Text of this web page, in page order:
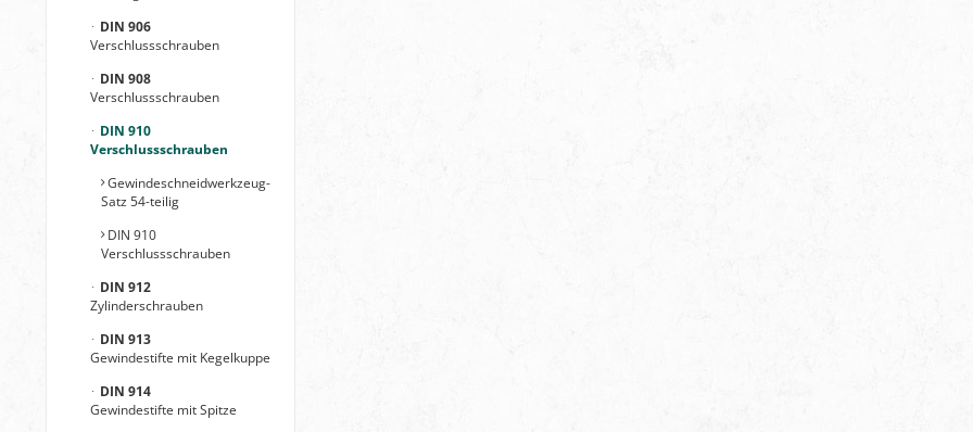
DIN 906
Verschlussschrauben
DIN 908
Verschlussschrauben
DIN 910
Verschlussschrauben
Gewindeschneidwerkzeug-
Satz 54-teilig
DIN 910
Verschlussschrauben
DIN 912
Zylinderschrauben
DIN 913
Gewindestifte mit Kegelkuppe
DIN 914
Gewindestifte mit Spitze